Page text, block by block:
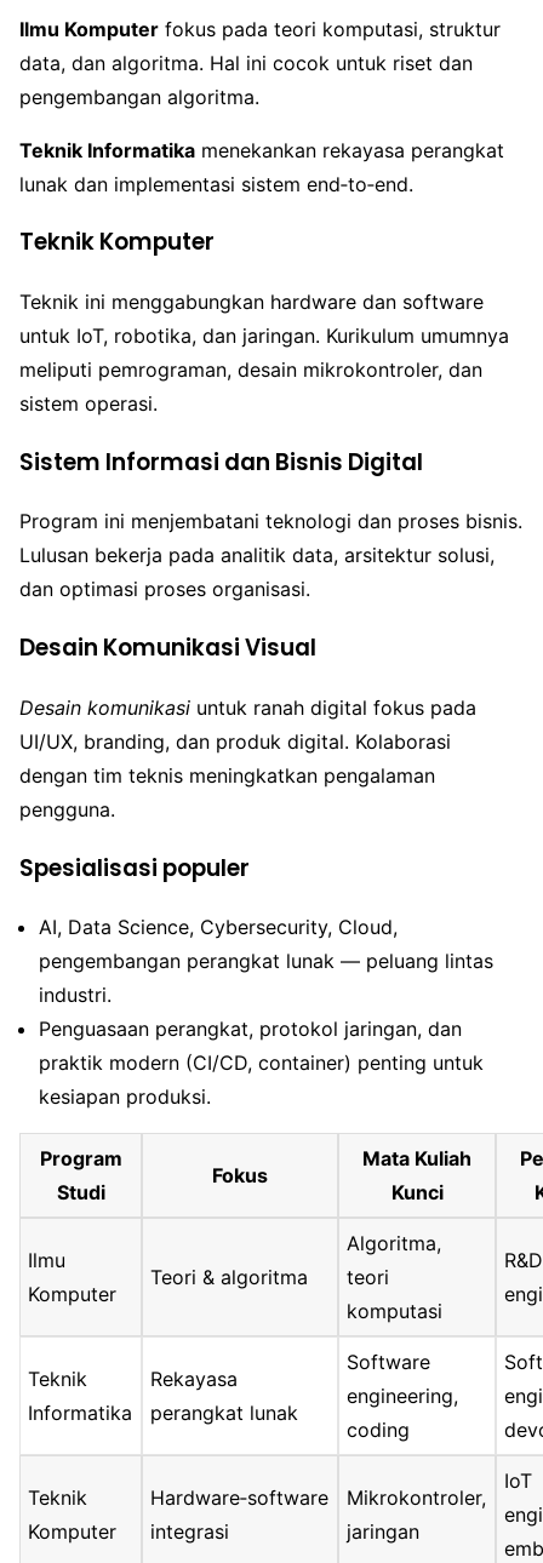
Ilmu Komputer fokus pada teori komputasi, struktur
data, dan algoritma. Hal ini cocok untuk riset dan
pengembangan algoritma.
Teknik Informatika menekankan rekayasa perangkat
lunak dan implementasi sistem end‑to‑end.
Teknik Komputer
Teknik ini menggabungkan hardware dan software
untuk IoT, robotika, dan jaringan. Kurikulum umumnya
meliputi pemrograman, desain mikrokontroler, dan
sistem operasi.
Sistem Informasi dan Bisnis Digital
Program ini menjembatani teknologi dan proses bisnis.
Lulusan bekerja pada analitik data, arsitektur solusi,
dan optimasi proses organisasi.
Desain Komunikasi Visual
Desain komunikasi untuk ranah digital fokus pada
UI/UX, branding, dan produk digital. Kolaborasi
dengan tim teknis meningkatkan pengalaman
pengguna.
Spesialisasi populer
AI, Data Science, Cybersecurity, Cloud,
pengembangan perangkat lunak — peluang lintas
industri.
Penguasaan perangkat, protokol jaringan, dan
praktik modern (CI/CD, container) penting untuk
kesiapan produksi.
Program
Studi
Fokus
Mata Kuliah
Kunci
Ilmu
Komputer
Teori & algoritma
Algoritma,
teori
komputasi
Teknik
Informatika
Rekayasa
perangkat lunak
Software
engineering,
coding
Teknik
Komputer
Hardware‑software
integrasi
Mikrokontroler,
jaringan
IoT